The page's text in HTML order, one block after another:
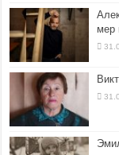
мер